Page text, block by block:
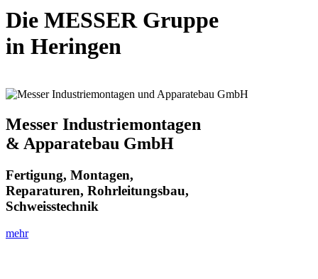
Die MESSER Gruppe
in Heringen
Messer Industriemontagen
& Apparatebau GmbH
Fertigung, Montagen,
Reparaturen, Rohrleitungsbau,
Schweisstechnik
mehr